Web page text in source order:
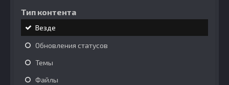
Тип контента
Везде
Обновления статусов
Темы
Файлы